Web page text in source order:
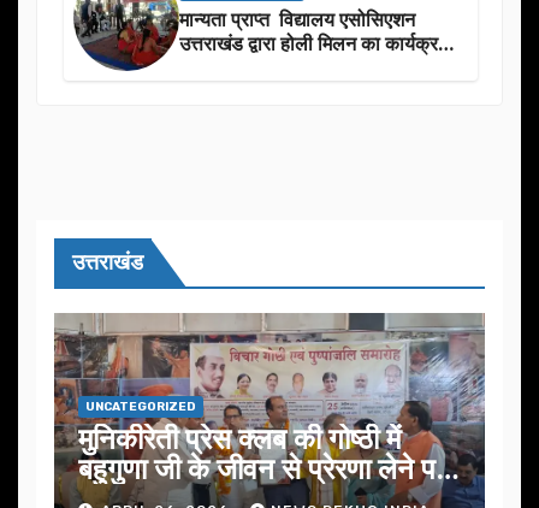
मान्यता प्राप्त विद्यालय एसोसिएशन
उत्तराखंड द्वारा होली मिलन का कार्यक्रम
उत्तराखंड
UNCATEGORIZED
मुनिकीरेती प्रेस क्लब की गोष्ठी में
बहुगुणा जी के जीवन से प्रेरणा लेने पर
जोर